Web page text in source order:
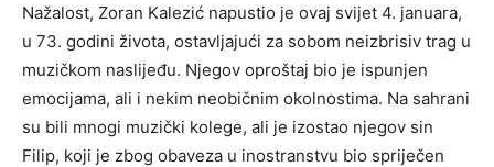
Nažalost, Zoran Kalezić napustio je ovaj svijet 4. januara,
u 73. godini života, ostavljajući za sobom neizbrisiv trag u
muzičkom naslijeđu. Njegov oproštaj bio je ispunjen
emocijama, ali i nekim neobičnim okolnostima. Na sahrani
su bili mnogi muzički kolege, ali je izostao njegov sin
Filip, koji je zbog obaveza u inostranstvu bio spriječen